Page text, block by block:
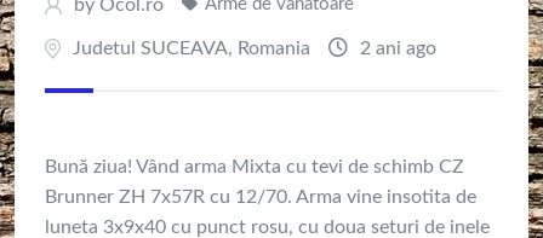
by Ocol.ro Arme de vanatoare
Judetul SUCEAVA, Romania 2 ani ago
Bună ziua! Vând arma Mixta cu tevi de schimb CZ
Brunner ZH 7x57R cu 12/70. Arma vine insotita de
luneta 3x9x40 cu punct rosu, cu doua seturi de inele